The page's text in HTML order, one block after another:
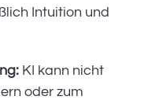
Intuition und
KI kann nicht
oder zum